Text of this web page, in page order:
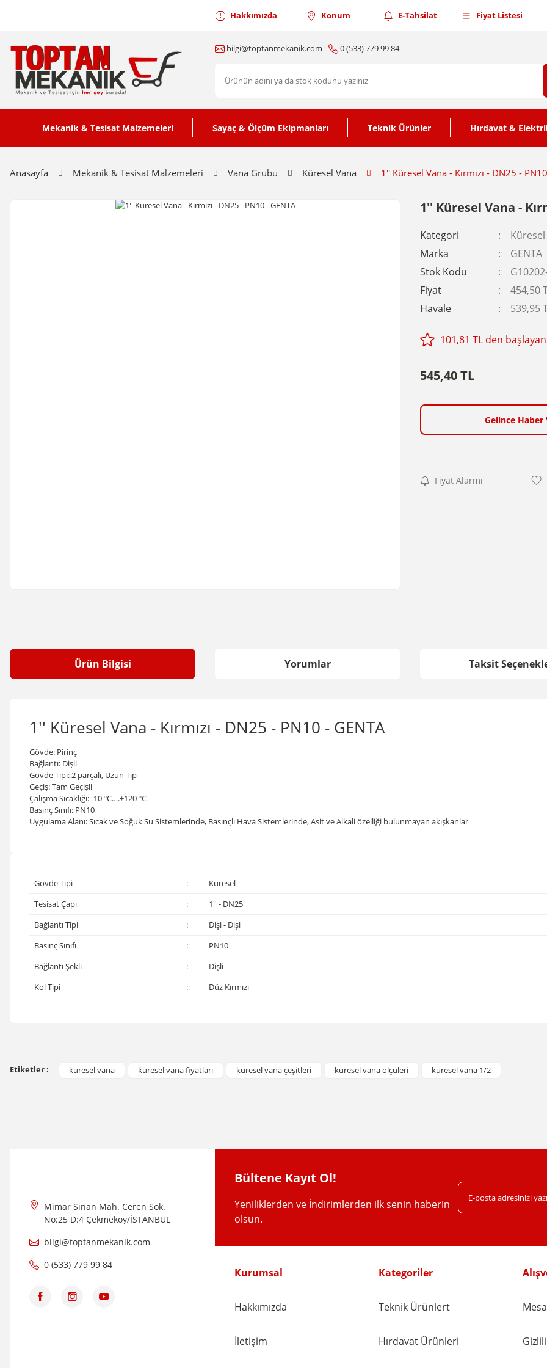
Hakkımızda Konum E-Tahsilat Fiyat Listesi
bilgi@toptanmekanik.com 0 (533) 779 99 84
Mekanik & Tesisat Malzemeleri Sayaç & Ölçüm Ekipmanları Teknik Ürünler Hırdavat &
Anasayfa Mekanik & Tesisat Malzemeleri Vana Grubu Küresel Vana 1'' Küresel Vana - Kırmızı - DN25 -
1'' Küresel Vana -
Kategori
Marka
GENTA
Stok Kodu
Fiyat
454,50
Havale
539,95
101,81 TL den
545,40 TL
Gelince Haber
Fiyat Alarmı
Ürün Bilgisi Yorumlar Taksit
1'' Küresel Vana - Kırmızı - DN25 - PN10 - GENTA
Gövde: Pirinç
Bağlantı: Dişli
Gövde Tipi: 2 parçalı, Uzun Tip
Geçiş: Tam Geçişli
Çalışma Sıcaklığı: -10 ºC….+120ºC
Basınç Sınıfı: PN10
Uygulama Alanı: Sıcak ve Soğuk Su Sistemlerinde, Basınçlı Hava Sistemlerinde, Asit ve Alkali özelliği bulunmayan akışkanlar
Gövde Tipi :
Küresel
Tesisat Çapı
:
1'' - DN25
Bağlantı Tipi
:
Dişi - Dişi
Basınç Sınıfı
:
PN10
Bağlantı Şekli
:
Dişli
Kol Tipi
: Düz Kırmızı
Bu ürüne ilk yorumu siz yapın!
Etiketler : küresel vana küresel vana fiyatları küresel vana çeşitleri küresel vana ölçüleri küresel vana 1/2
Mimar Sinan Mah. Ceren Sok.
No:25 D:4 Çekmeköy/İSTANBUL
bilgi@toptanmekanik.com
0 (533) 779 99 84
Bültene Kayıt Ol!
Yeniliklerden ve İndirimlerden ilk senin haberin
olsun.
Kurumsal
Hakkımızda
İletişim
Kategoriler
Teknik Ürünlert
Hırdavat Ürünleri